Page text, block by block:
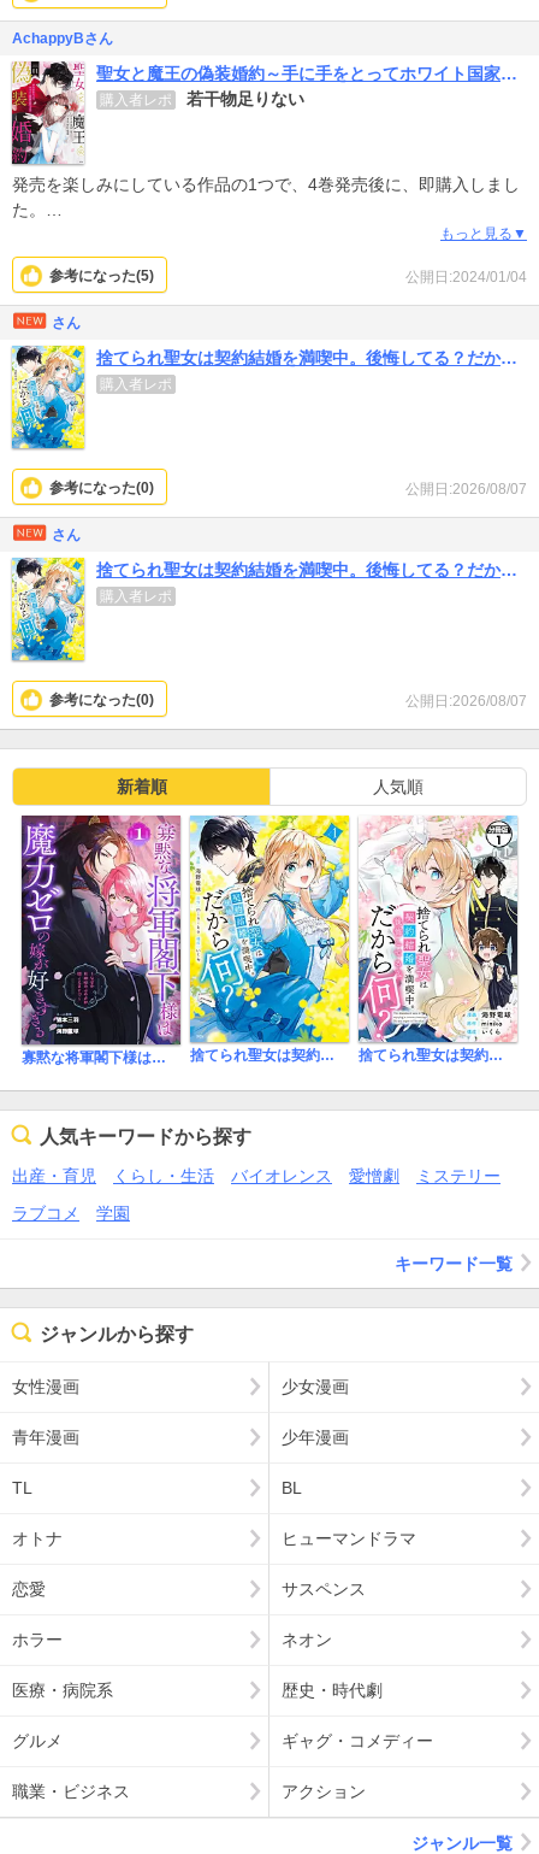
AchappyBさん
聖女と魔王の偽装婚約～手に手をとってホワイト国家を作ります～
購入者レポ 若干物足りない
発売を楽しみにしている作品の1つで、4巻発売後に、即購入しまし
た。
1巻の絵がキレイで主人公の目の描き方が可愛らしく、お話も面白い
と感じていたのですが…
4巻は絵に変化があって若干、主人公の顔が尖ってるのと、『俺達は
これからだ！』的な終り方で物足りないです。
けれどキレイにまとめられているので、サクッと読みたい方にはオ
ススメのマンガです。
もっと見る▼
公開日:2024/01/04
参考になった(5)
さん
捨てられ聖女は契約結婚を満喫中。後悔してる？だから何？
購入者レポ
公開日:2026/08/07
参考になった(0)
さん
捨てられ聖女は契約結婚を満喫中。後悔してる？だから何？
購入者レポ
公開日:2026/08/07
参考になった(0)
新着順 人気順
寡黙な将軍閣下様は魔力ゼロの嫁が好きすぎる～なぜか旦那様の心の声が聞こえます!?～ 捨てられ聖女は契約結婚を満喫中。後悔してる？だから何？ 捨てられ聖女は契約結婚を満喫中。後悔してる？だから何？ 分冊版
人気キーワードから探す
出産・育児 くらし・生活 バイオレンス 愛憎劇
ミステリー
ラブコメ
学園
キーワード一覧
ジャンルから探す
女性漫画 少女漫画
青年漫画 少年漫画
TL BL
オトナ ヒューマンドラマ
恋愛 サスペンス
ホラー ネオン
医療・病院系 歴史・時代劇
グルメ ギャグ・コメディー
職業・ビジネス アクション
ジャンル一覧